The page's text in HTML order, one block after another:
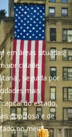
em áreas situadas
cidade,
, seguida por
mais
do estado,
populosa e de
no meio –